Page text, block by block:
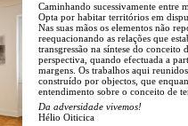
Caminhando sucessivamente entre
Opta por habitar territórios em
Nas suas mãos os elementos não
reequacionando as relações que
transgressão na síntese do conceito
perspectiva, quando efectuada a
margens. Os trabalhos aqui
construído por objectos, que
entendimento sobre o conceito de
Da adversidade vivemos!
Hélio Oiticica